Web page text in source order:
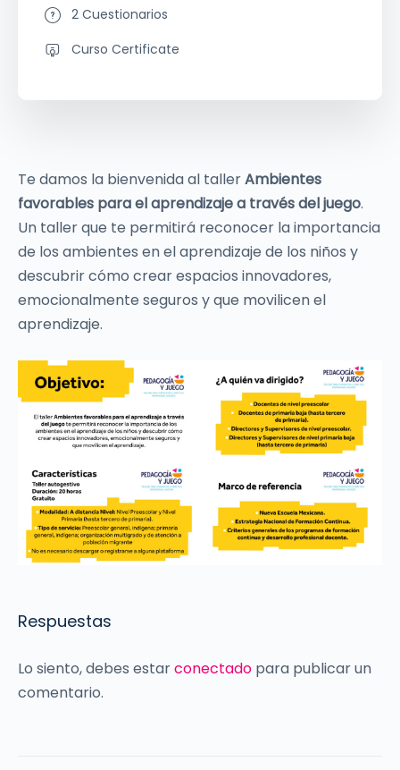
Te damos la bienvenida al tallerAmbientes
favorables para el aprendizaje a través del juego.
Un taller que te permitirá reconocer la importancia
de los ambientes en el aprendizaje de los niños y
descubrir cómo crear espacios innovadores,
emocionalmente seguros y que movilicen el
aprendizaje.
2 Cuestionarios
Curso Certificate
Respuestas
Lo siento, debes estarconectado para publicar un
comentario.